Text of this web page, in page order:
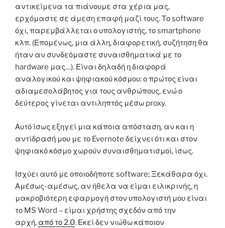
αντικείμενα τα πιάνουμε στα χέρια μας,
ερχόμαστε σε άμεση επαφή μαζί τους. Το software
όχι, παρεμβάλλεται ο υπολογιστής, το smartphone
κλπ. (Επομένως, μια άλλη, διαφορετική, συζήτηση θα
ήταν αν συνδεόμαστε συναισθηματικά με το
hardware μας…). Είναι δηλαδή η διαφορά
αναλογικού και ψηφιακού κόσμου: ο πρώτος είναι
αδιαμεσολάβητος για τους ανθρώπους, ενώ ο
δεύτερος γίνεται αντιληπτός μέσω proxy.
Αυτό ίσως εξηγεί μια κάποια απόσταση, αν και η
αντίδρασή μου με το Evernote δείχνει ότι και στον
ψηφιακό κόσμο χωρούν συναισθηματισμοί, ίσως.
Ισχύει αυτό με οποιοδήποτε software; Ξεκάθαρα όχι.
Αμέσως-αμέσως, αν ήθελα να είμαι ειλικρινής, η
μακροβιότερη εφαρμογή στον υπολογιστή μου είναι
το MS Word – είμαι χρήστης σχεδόν από την
αρχή, από το 2.0. Εκεί δεν νιώθω κάποιον